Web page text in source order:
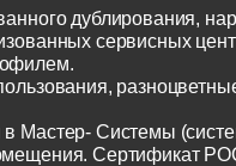
дублирования,
сервисных
Мастер- Системы
Сертификат